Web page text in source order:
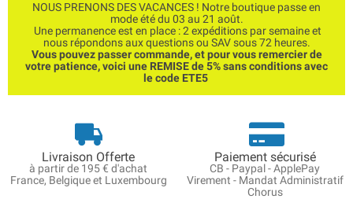
NOUS PRENONS DES VACANCES ! Notre boutique passe en
mode été du 03 au 21 août.
Une permanence est en place : 2 expéditions par semaine et
nous répondons aux questions ou SAV sous 72 heures.
Vous pouvez passer commande, et pour vous remercier de
votre patience, voici une REMISE de 5% sans conditions avec
le code ETE5
Livraison Offerte
à partir de 195 € d'achat
France, Belgique et Luxembourg
Paiement sécurisé
CB - Paypal - ApplePay
Virement - Mandat Administratif
Chorus